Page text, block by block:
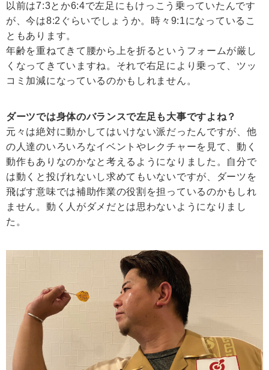
以前は7:3とか6:4で左足にもけっこう乗っていたんです
が、今は8:2ぐらいでしょうか。時々9:1になっているこ
ともあります。
年齢を重ねてきて腰から上を折るというフォームが厳し
くなってきていますね。それで右足により乗って、ツッ
コミ加減になっているのかもしれません。
ダーツでは身体のバランスで左足も大事ですよね？
元々は絶対に動かしてはいけない派だったんですが、他
の人達のいろいろなイベントやレクチャーを見て、動く
動作もありなのかなと考えるようになりました。自分で
は動くと投げれないし求めてもいないですが、ダーツを
飛ばす意味では補助作業の役割を担っているのかもしれ
ません。動く人がダメだとは思わないようになりまし
た。